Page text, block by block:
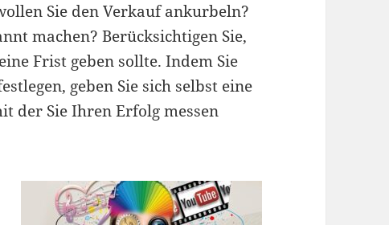
Sie den Verkauf ankurbeln?
machen? Berücksichtigen Sie,
Frist geben sollte. Indem Sie
geben Sie sich selbst eine
der Sie Ihren Erfolg messen